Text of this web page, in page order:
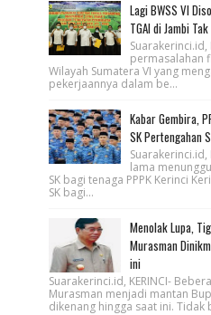
Lagi BWSS VI
TGAI di Jambi
Suarakerinci.id,
permasalahan
Wilayah Sumatera VI yang
pekerjaannya dalam be...
Kabar Gembira,
SK Pertengahan
Suarakerinci.id,
lama
SK bagi tenaga PPPK Kerinci
SK bagi...
Menolak Lupa,
Murasman
ini
Suarakerinci.id, KERINCI-
Murasman menjadi mantan
dikenang hingga saat ini. Tidak